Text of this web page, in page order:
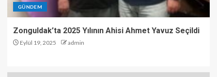
GÜNDEM
Zonguldak’ta 2025 Yılının Ahisi Ahmet Yavuz Seçildi
Eylül 19, 2025 admin